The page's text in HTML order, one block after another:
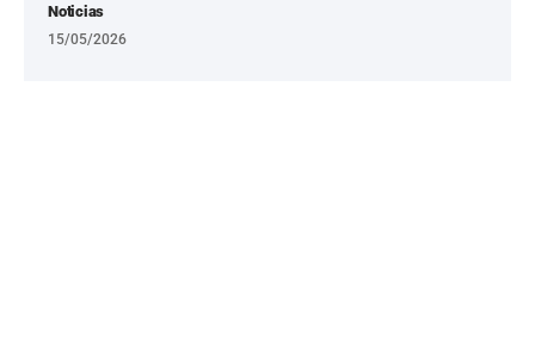
Noticias
15/05/2026